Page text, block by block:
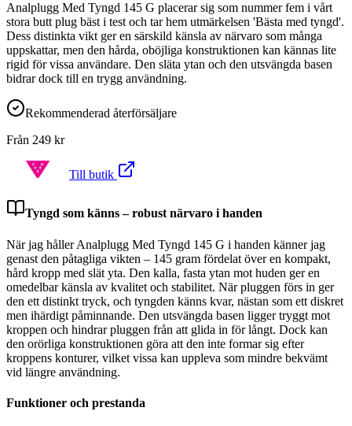
Analplugg Med Tyngd 145 G placerar sig som nummer fem i vårt
stora butt plug bäst i test och tar hem utmärkelsen 'Bästa med tyngd'.
Dess distinkta vikt ger en särskild känsla av närvaro som många
uppskattar, men den hårda, oböjliga konstruktionen kan kännas lite
rigid för vissa användare. Den släta ytan och den utsvängda basen
bidrar dock till en trygg användning.
Rekommenderad återförsäljare
Från 249 kr
Till butik
Tyngd som känns – robust närvaro i handen
När jag håller Analplugg Med Tyngd 145 G i handen känner jag
genast den påtagliga vikten – 145 gram fördelat över en kompakt,
hård kropp med slät yta. Den kalla, fasta ytan mot huden ger en
omedelbar känsla av kvalitet och stabilitet. När pluggen förs in ger
den ett distinkt tryck, och tyngden känns kvar, nästan som ett diskret
men ihärdigt påminnande. Den utsvängda basen ligger tryggt mot
kroppen och hindrar pluggen från att glida in för långt. Dock kan
den orörliga konstruktionen göra att den inte formar sig efter
kroppens konturer, vilket vissa kan uppleva som mindre bekvämt
vid längre användning.
Funktioner och prestanda